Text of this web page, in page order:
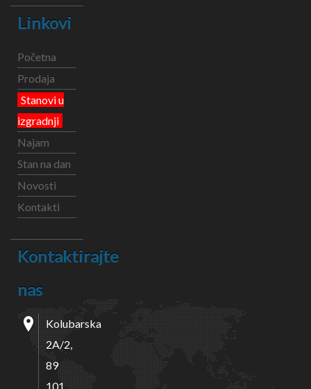
Linkovi
Početna
Prodaja
Stanovi u
izgradnji
Najam
Stan na dan
Novosti
Kontakti
Kontaktirajte
nas
Kolubarska
2A/2,
89
101